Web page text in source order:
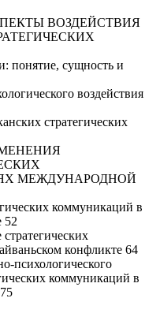
ВОЗДЕЙСТВИЯ
понятие, сущность и
воздействия
стратегических
МЕЖДУНАРОДНОЙ
коммуникаций в
52
конфликте 64
психологического
коммуникаций в